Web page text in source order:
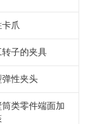
爪
转子的夹具
性夹头
类零件端面加